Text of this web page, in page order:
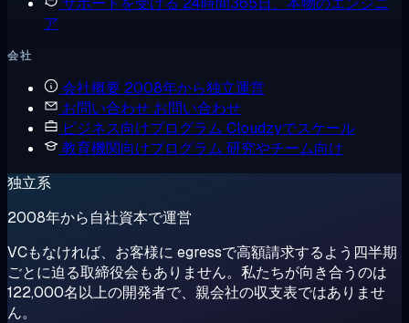
ア
会社
会社概要 2008年から独立運営
お問い合わせ お問い合わせ
ビジネス向けプログラム Cloudzyでスケール
教育機関向けプログラム 研究やチーム向け
独立系
2008年から自社資本で運営
VCもなければ、お客様に egressで高額請求するよう四半期
ごとに迫る取締役会もありません。私たちが向き合うのは
122,000名以上の開発者で、親会社の収支表ではありませ
ん。